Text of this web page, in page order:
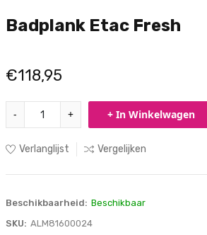
Badplank Etac Fresh
€118,95
- + + In Winkelwagen
Verlanglijst Vergelijken
Beschikbaarheid: Beschikbaar
SKU: ALM81600024